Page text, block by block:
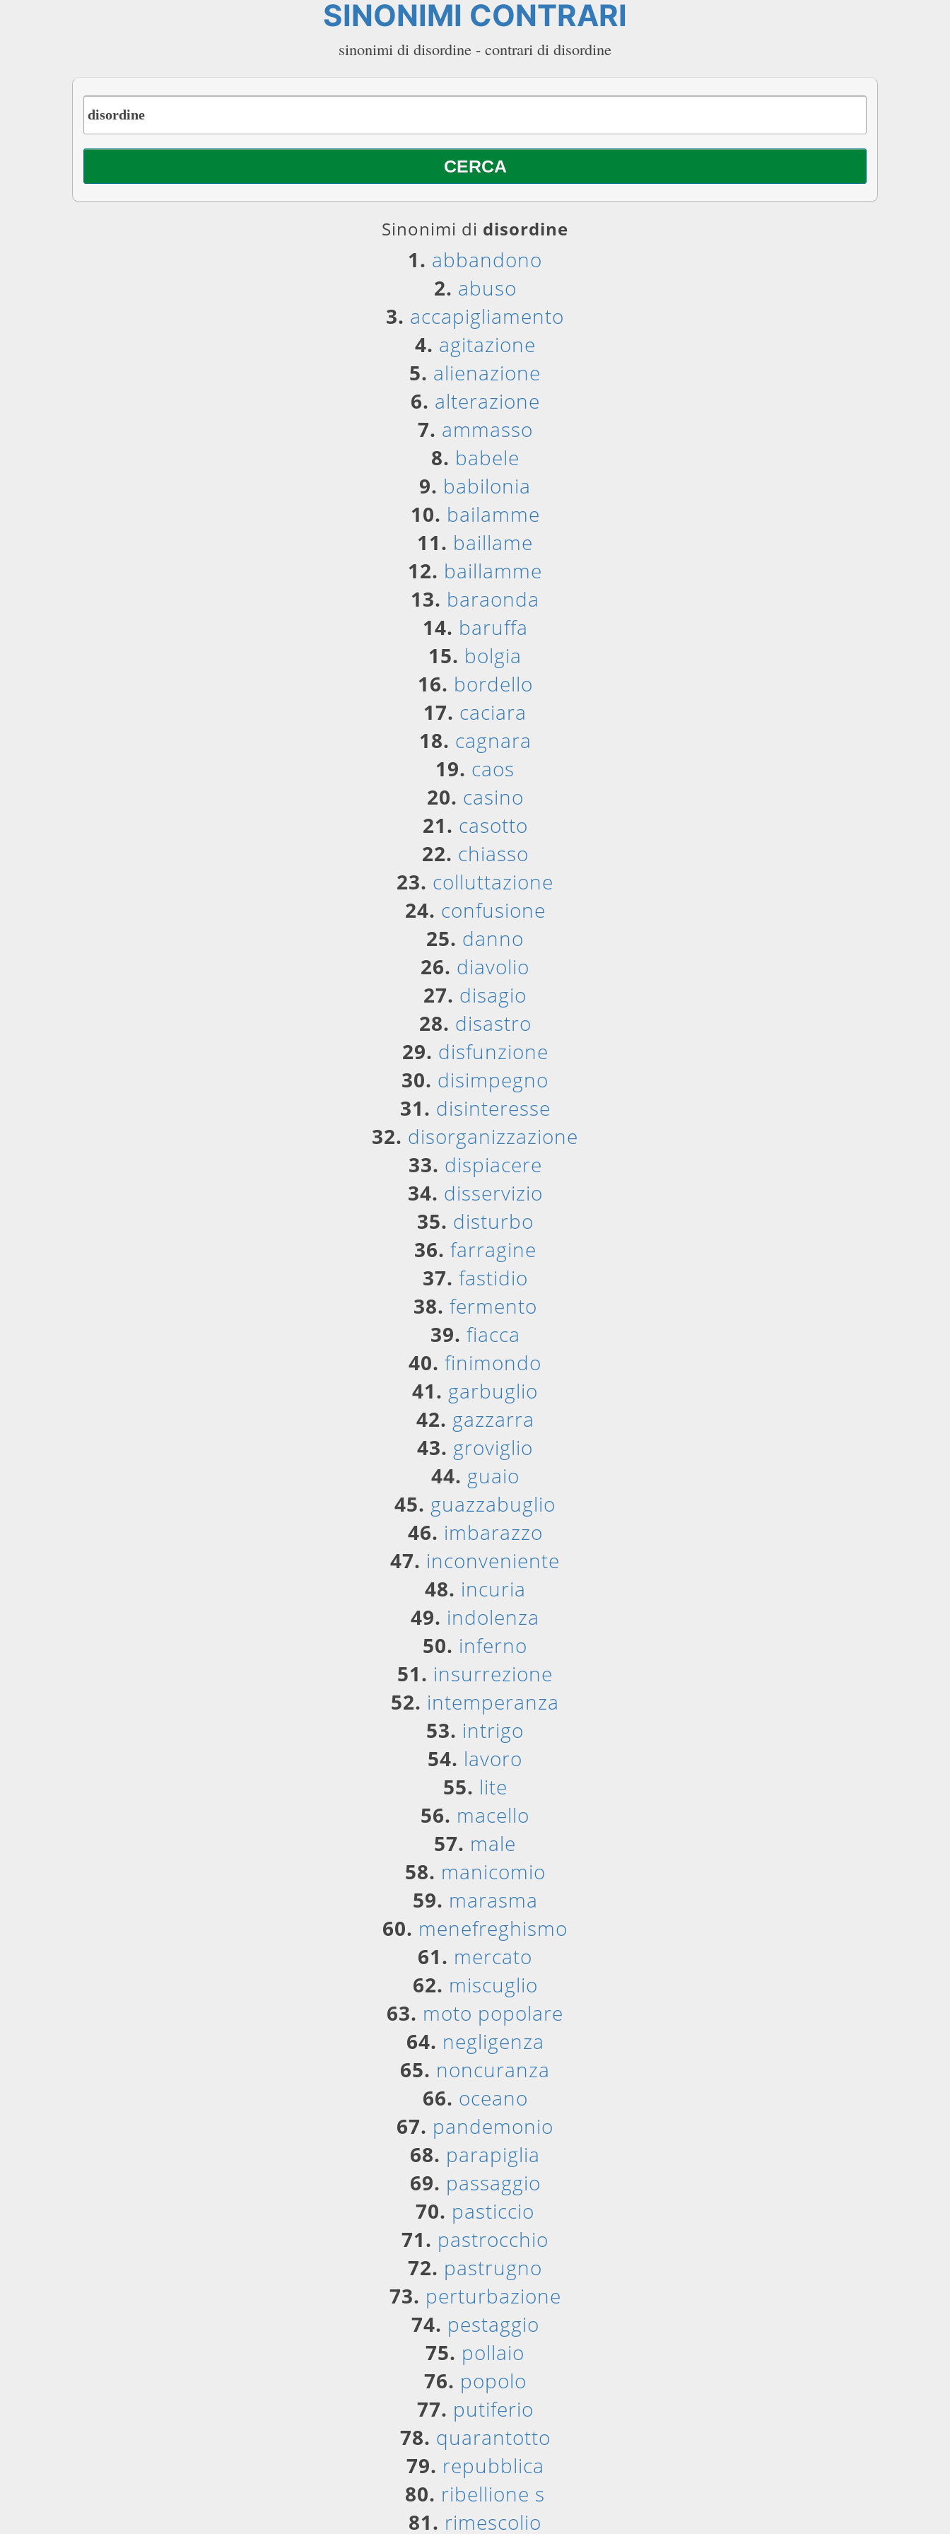
SINONIMI CONTRARI
sinonimi di disordine - contrari di disordine
Sinonimi di disordine
1. abbandono
2. abuso
3. accapigliamento
4. agitazione
5. alienazione
6. alterazione
7. ammasso
8. babele
9. babilonia
10. bailamme
11. baillame
12. baillamme
13. baraonda
14. baruffa
15. bolgia
16. bordello
17. caciara
18. cagnara
19. caos
20. casino
21. casotto
22. chiasso
23. colluttazione
24. confusione
25. danno
26. diavolio
27. disagio
28. disastro
29. disfunzione
30. disimpegno
31. disinteresse
32. disorganizzazione
33. dispiacere
34. disservizio
35. disturbo
36. farragine
37. fastidio
38. fermento
39. fiacca
40. finimondo
41. garbuglio
42. gazzarra
43. groviglio
44. guaio
45. guazzabuglio
46. imbarazzo
47. inconveniente
48. incuria
49. indolenza
50. inferno
51. insurrezione
52. intemperanza
53. intrigo
54. lavoro
55. lite
56. macello
57. male
58. manicomio
59. marasma
60. menefreghismo
61. mercato
62. miscuglio
63. moto popolare
64. negligenza
65. noncuranza
66. oceano
67. pandemonio
68. parapiglia
69. passaggio
70. pasticcio
71. pastrocchio
72. pastrugno
73. perturbazione
74. pestaggio
75. pollaio
76. popolo
77. putiferio
78. quarantotto
79. repubblica
80. ribellione s
81. rimescolio